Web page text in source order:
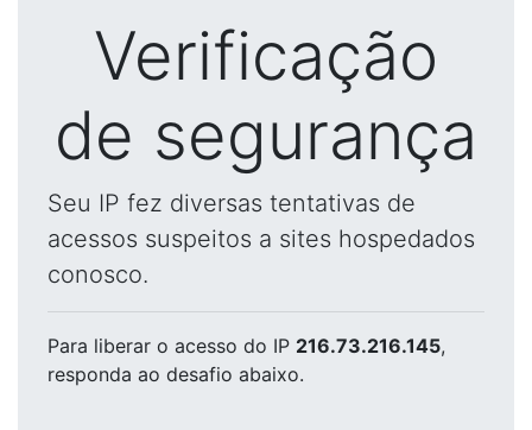
Verificação
de segurança
Seu IP fez diversas tentativas de
acessos suspeitos a sites hospedados
conosco.
Para liberar o acesso do IP 216.73.216.145,
responda ao desafio abaixo.